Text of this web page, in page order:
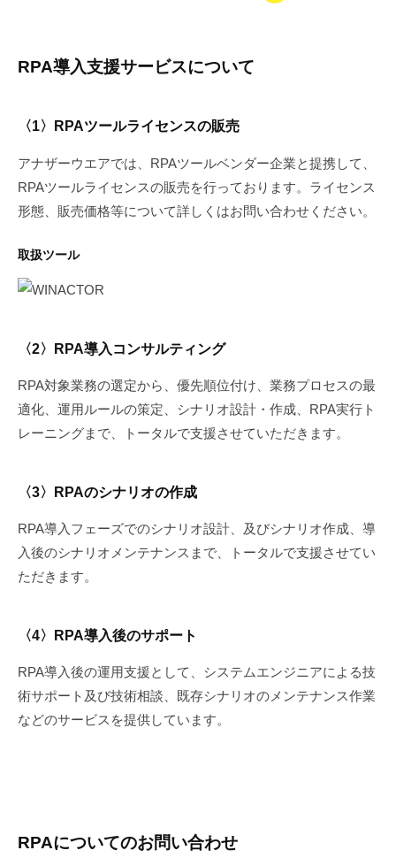
RPA導入支援サービスについて
〈1〉RPAツールライセンスの販売
アナザーウエアでは、RPAツールベンダー企業と提携して、
RPAツールライセンスの販売を行っております。ライセンス
形態、販売価格等について詳しくはお問い合わせください。
取扱ツール
〈2〉RPA導入コンサルティング
RPA対象業務の選定から、優先順位付け、業務プロセスの最
適化、運用ルールの策定、シナリオ設計・作成、RPA実行ト
レーニングまで、トータルで支援させていただきます。
〈3〉RPAのシナリオの作成
RPA導入フェーズでのシナリオ設計、及びシナリオ作成、導
入後のシナリオメンテナンスまで、トータルで支援させてい
ただきます。
〈4〉RPA導入後のサポート
RPA導入後の運用支援として、システムエンジニアによる技
術サポート及び技術相談、既存シナリオのメンテナンス作業
などのサービスを提供しています。
RPAについてのお問い合わせ